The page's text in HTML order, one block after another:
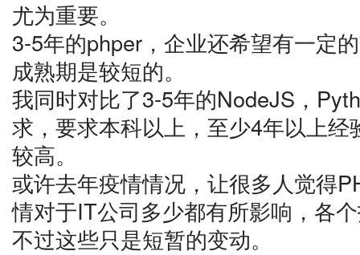
尤为重要。
3-5年的phper，企业还希望有一定
成熟期是较短的。
我同时对比了3-5年的NodeJS，
求，要求本科以上，至少4年以上
较高。
或许去年疫情情况，让很多人觉得
情对于IT公司多少都有所影响，各
不过这些只是短暂的变动。